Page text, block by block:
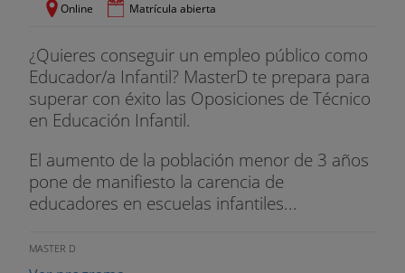
Online Matrícula abierta
¿Quieres conseguir un empleo público como
Educador/a Infantil? MasterD te prepara para
superar con éxito las Oposiciones de Técnico
en Educación Infantil.
El aumento de la población menor de 3 años
pone de manifiesto la carencia de
educadores en escuelas infantiles...
MASTER D